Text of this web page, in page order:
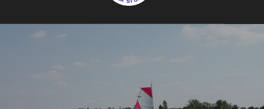
Club de Voile de Thoux Saint-
Un pour Thoux, Thoux pour un !